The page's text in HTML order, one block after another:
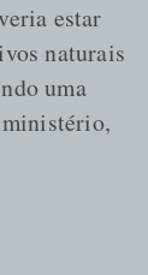
estar
naturais
uma